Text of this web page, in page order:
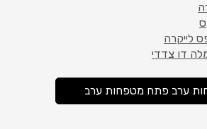
לייקרה
דו צדדי
ערב פתח מטפחות ערב